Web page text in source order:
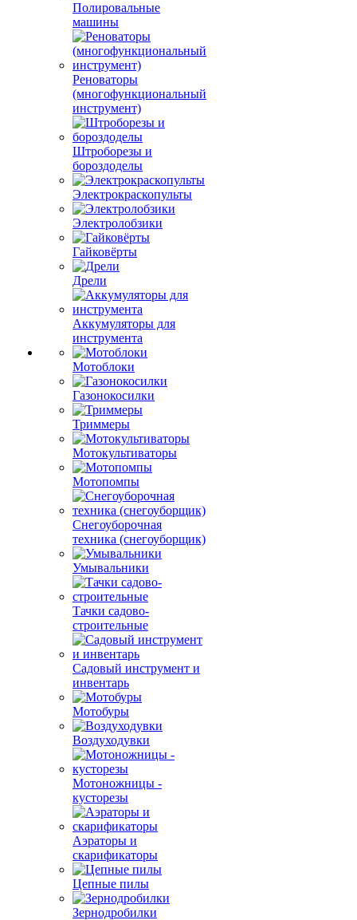
Полировальные
машины
Реноваторы
(многофункциональный
инструмент)
Штроборезы и
бороздоделы
Электрокраскопульты
Электролобзики
Гайковёрты
Дрели
Аккумуляторы для
инструмента
Мотоблоки
Газонокосилки
Триммеры
Мотокультиваторы
Мотопомпы
Снегоуборочная
техника (снегоуборщик)
Умывальники
Тачки садово-
строительные
Садовый инструмент и
инвентарь
Мотобуры
Воздуходувки
Мотоножницы -
кусторезы
Аэраторы и
скарификаторы
Цепные пилы
Зернодробилки